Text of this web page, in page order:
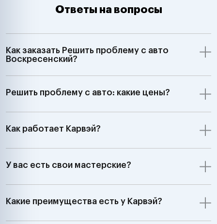
Ответы на вопросы
Как заказать Решить проблему с авто
Воскресенский?
Решить проблему с авто: какие цены?
Как работает Карвэй?
У вас есть свои мастерские?
Какие преимущества есть у Карвэй?